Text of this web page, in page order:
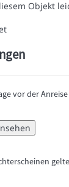
Objekt
vor der